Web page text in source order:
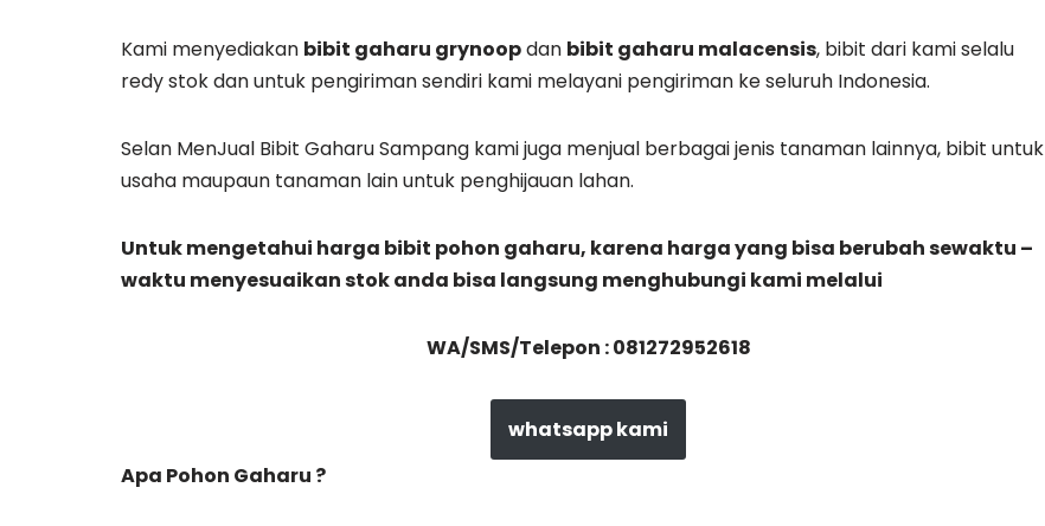
Kami menyediakan bibit gaharu grynoopdan bibit gaharu malacensis, bibit dari kami selalu
redy stok dan untuk pengiriman sendiri kami melayani pengiriman ke seluruh Indonesia.
Selan MenJual Bibit Gaharu Sampang kami juga menjual berbagai jenis tanaman lainnya, bibit untuk
usaha maupaun tanaman lain untuk penghijauan lahan.
Untuk mengetahui harga bibit pohon gaharu, karena harga yang bisa berubah sewaktu –
waktu menyesuaikan stok anda bisa langsung menghubungi kami melalui
WA/SMS/Telepon : 081272952618
whatsapp kami
Apa Pohon Gaharu ?